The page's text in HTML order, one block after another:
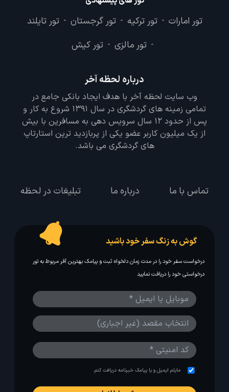
تور امارات - تور ترکیه - تور گرجستان - تور تایلند
- تور مالزی - تور کیش
درباره لحظه آخر
وب سایت لحظه آخر با هدف ایجاد بانکی جامع در
تمامی زمینه های گردشگری در سال 1391 شروع به کار و
پس از حدود 12 سال سرویس دهی به مسافرین با بیش
از یک میلیون کاربر عضو یکی از پربازدید ترین استارتاپ
های گردشگری می باشد.
تماس با ما درباره ما تبلیغات در لحظه
گوش به زنگ سفر خود باشید
درخواست سفر خود را در مدت زمان دلخواه ثبت و پیامک بهترین آفر مربوط به تور
درخواستی خود را دریافت نمایید
مایلم ایمیل و یا پیامک خبرنامه دریافت کنم.